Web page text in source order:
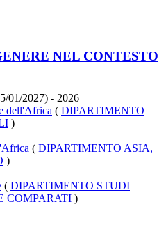
NEL CONTESTO
01/2027) - 2026
dell'Africa ( DIPARTIMENTO
)
( DIPARTIMENTO ASIA,
)
( DIPARTIMENTO STUDI
COMPARATI )